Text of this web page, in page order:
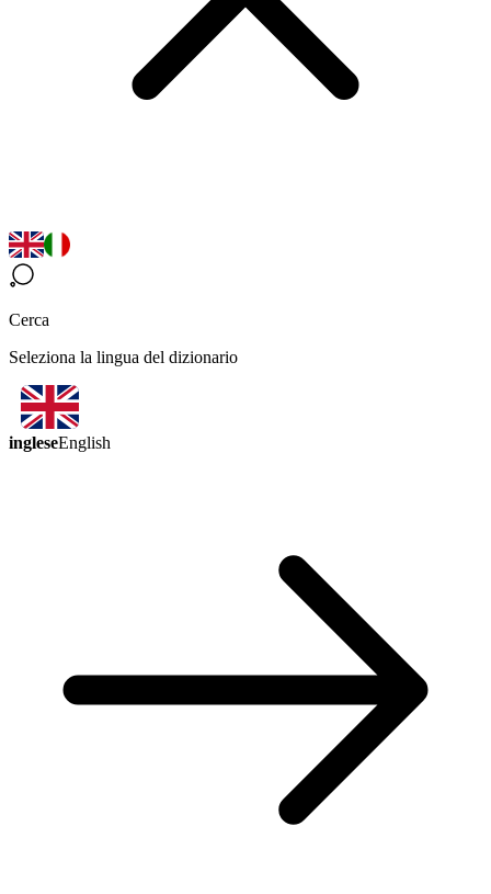
Cerca
Seleziona la lingua del dizionario
ingleseEnglish